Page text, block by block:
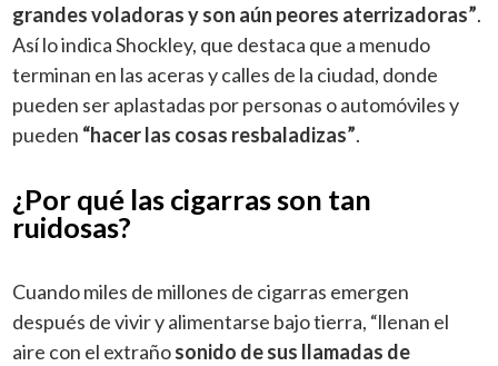
grandes voladoras y son aún peores aterrizadoras”.
Así lo indica Shockley, que destaca que a menudo
terminan en las aceras y calles de la ciudad, donde
pueden ser aplastadas por personas o automóviles y
pueden “hacer las cosas resbaladizas”.
¿Por qué las cigarras son tan
ruidosas?
Cuando miles de millones de cigarras emergen
después de vivir y alimentarse bajo tierra, “llenan el
aire con el extrañosonido de sus llamadas de